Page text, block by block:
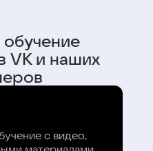
обучение
VK и наших
с видео,